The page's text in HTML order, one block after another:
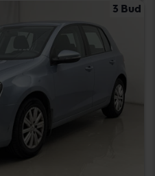
3 Bud